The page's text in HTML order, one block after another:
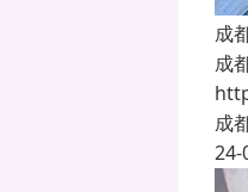
成
成
成
24-